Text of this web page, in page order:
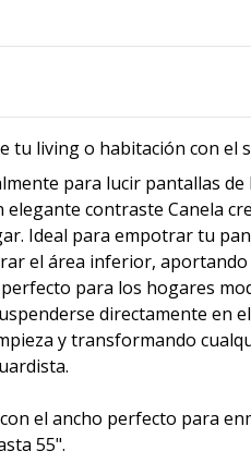
tu living o habitación con el
para lucir pantallas de
contraste Canela
Ideal para empotrar tu
el área inferior, aportando
para los hogares
directamente en
y transformando
el ancho perfecto para
55".